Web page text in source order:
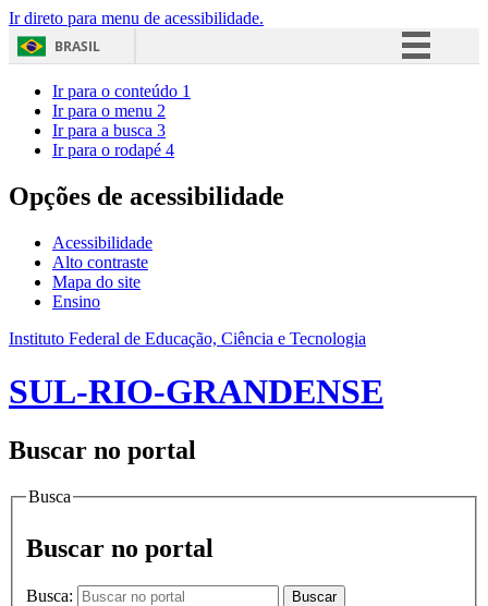
Ir direto para menu de acessibilidade.
BRASIL
Acesso à informação
Ir para o conteúdo 1
Ir para o menu 2
Ir para a busca 3
Ir para o rodapé 4
Opções de acessibilidade
Acessibilidade
Alto contraste
Mapa do site
Ensino
Instituto Federal de Educação, Ciência e Tecnologia
SUL-RIO-GRANDENSE
Buscar no portal
Busca
Buscar no portal
Busca: Buscar